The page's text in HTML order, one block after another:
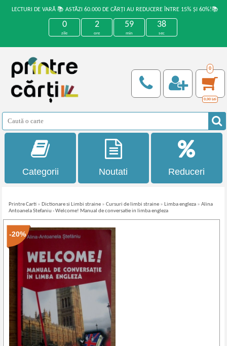
LECTURI DE VARĂ 📚 ASTĂZI 60.000 DE CĂRȚI AU REDUCERE ÎNTRE 15% ȘI 60%!📚
0
zile
2
ore
59
min
38
sec
0
0,00 Lei
Categorii Noutati Reduceri
Printre Carti » Dictionare si Limbi straine »Cursuri de limbi straine » Limba engleza »Alina
Antoanela Stefaniu - Welcome! Manual de conversatie in limba engleza
-20%